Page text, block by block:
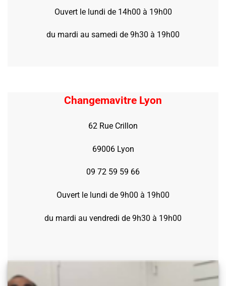
Ouvert le lundi de 14h00 à 19h00
du mardi au samedi de 9h30 à 19h00
Changemavitre Lyon
62 Rue Crillon
69006 Lyon
09 72 59 59 66
Ouvert le lundi de 9h00 à 19h00
du mardi au vendredi de 9h30 à 19h00